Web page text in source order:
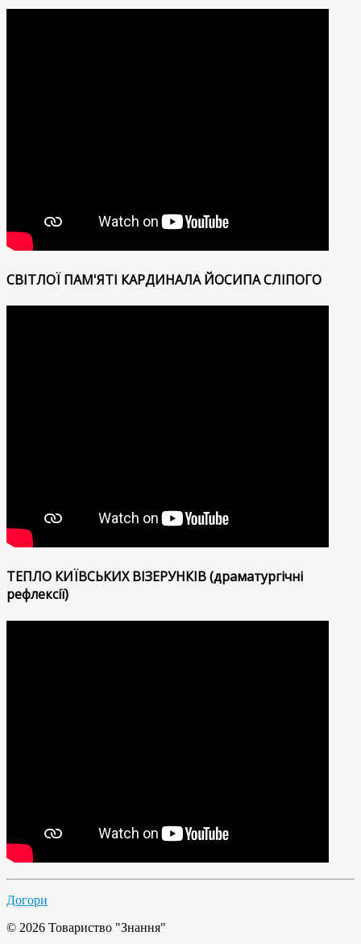
СВІТЛОЇ ПАМ'ЯТІ КАРДИНАЛА ЙОСИПА СЛІПОГО
ТЕПЛО КИЇВСЬКИХ ВІЗЕРУНКІВ (драматургічні
рефлексії)
Догори
© 2026 Товариство "Знання"